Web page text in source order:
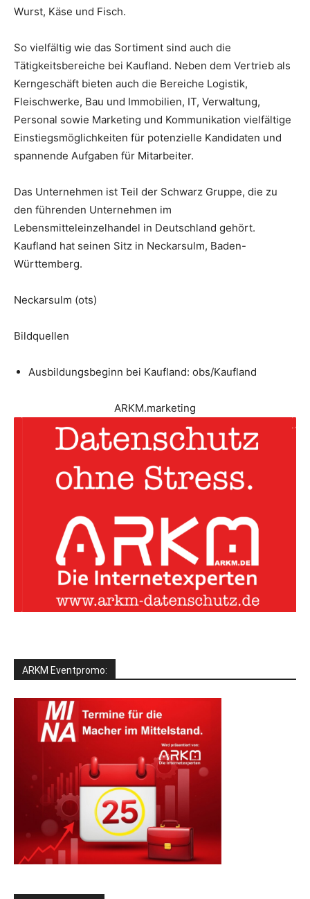
Wurst, Käse und Fisch.
So vielfältig wie das Sortiment sind auch die
Tätigkeitsbereiche bei Kaufland. Neben dem Vertrieb als
Kerngeschäft bieten auch die Bereiche Logistik,
Fleischwerke, Bau und Immobilien, IT, Verwaltung,
Personal sowie Marketing und Kommunikation vielfältige
Einstiegsmöglichkeiten für potenzielle Kandidaten und
spannende Aufgaben für Mitarbeiter.
Das Unternehmen ist Teil der Schwarz Gruppe, die zu
den führenden Unternehmen im
Lebensmitteleinzelhandel in Deutschland gehört.
Kaufland hat seinen Sitz in Neckarsulm, Baden-
Württemberg.
Neckarsulm (ots)
Bildquellen
Ausbildungsbeginn bei Kaufland: obs/Kaufland
ARKM.marketing
ARKM Eventpromo: